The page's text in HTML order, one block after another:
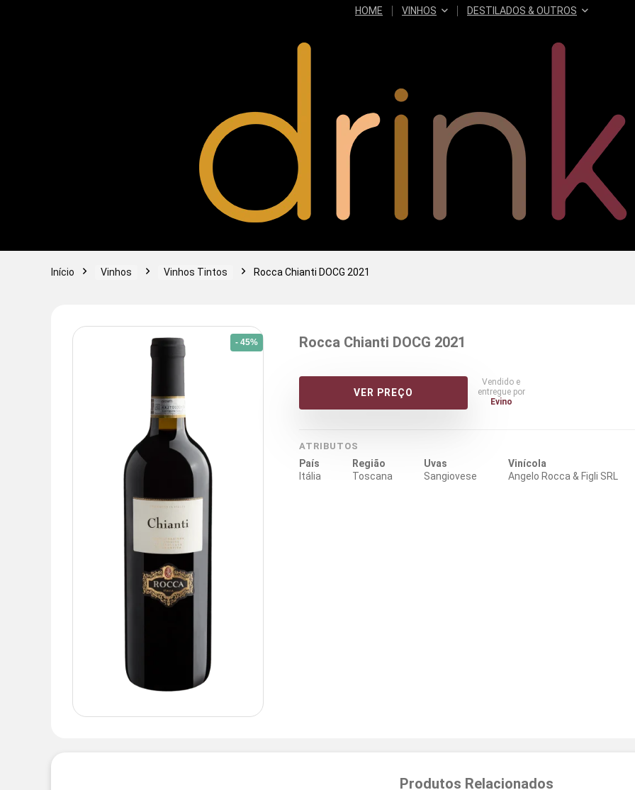
HOME VINHOS DESTILADOS & OUTROS
Início Vinhos Vinhos Tintos Rocca Chianti DOCG 2021
- 45% Rocca Chianti DOCG 2021
VER PREÇO
Vendido e
entregue por
Evino
ATRIBUTOS
País
Itália
Região
Toscana
Uvas
Sangiovese
Vinícola
Angelo Rocca & Figli SRL
Produtos Relacionados